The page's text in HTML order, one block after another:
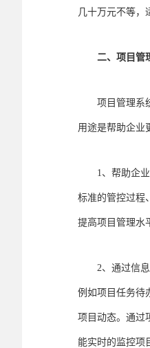
几十万元不等，
二、项目管
项目管理系统
用途是帮助企业
1、帮助企业
标准的管控过程
提高项目管理水
2、通过信息
例如项目任务待
项目动态。通过
能实时的监控项